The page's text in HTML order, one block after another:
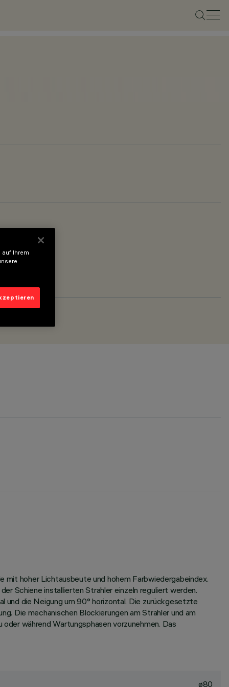
hoher Lichtausbeute und hohem Farbwiedergabeindex.
Schiene installierten Strahler einzeln reguliert werden.
und die Neigung um 90° horizontal. Die zurückgesetzte
Die mechanischen Blockierungen am Strahler und am
während Wartungsphasen vorzunehmen. Das
ø80
auf Ihrem